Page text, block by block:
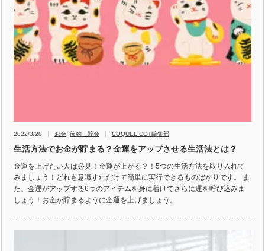
2022/3/20 お金 節約・貯金 COQUELICOT編集部
生活方法でお金が貯まる？金運をアップさせる生活法とは？
金運を上げたい人は必見！金運が上がる？！5つの生活方法を取り入れて
みましょう！どれも意識すれだけで簡単に実行できるものばかりです。 ま
た、金運がアップする6つのアイテムを身に着けてさらに運を呼び込みま
しょう！お金が貯まるように金運を上げましょう。